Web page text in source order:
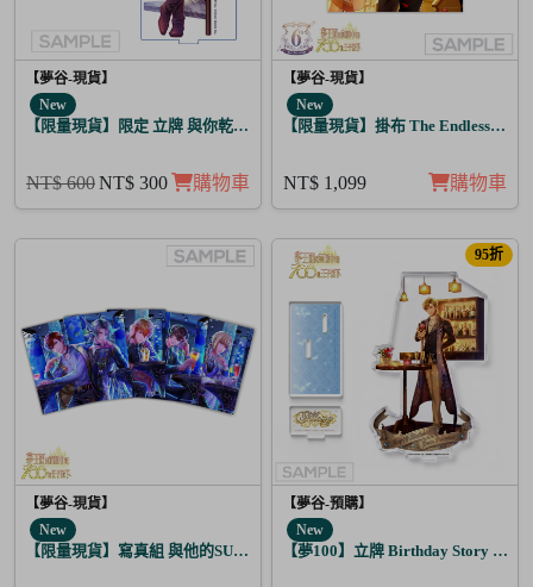
【夢谷-現貨】
New
【限量現貨】限定 立牌 與你乾杯 德川光圀
NT$ 600NT$ 300 購物車
【夢谷-現貨】
New
【限量現貨】掛布 The Endless Sky
NT$ 1,099 購物車
【夢谷-現貨】
New
【限量現貨】寫真組 與他的SUGAR&BITTER 月亮覺醒 5入
95折
【夢谷-預購】
New
【夢100】立牌 Birthday Story 弗雷